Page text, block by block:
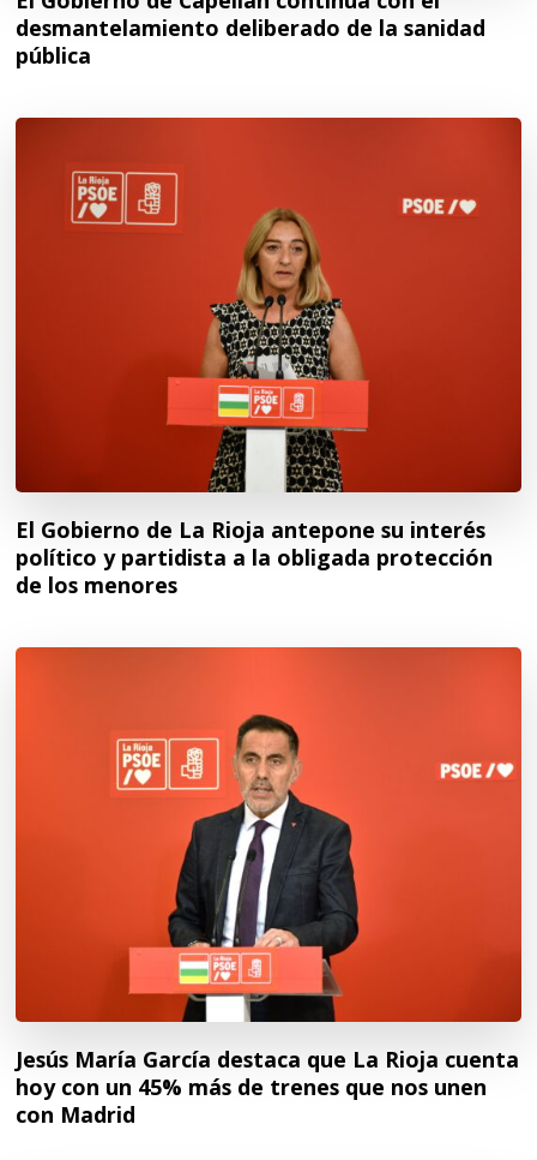
desmantelamiento deliberado de la sanidad
pública
El Gobierno de La Rioja antepone su interés
político y partidista a la obligada protección
de los menores
Jesús María García destaca que La Rioja cuenta
hoy con un 45% más de trenes que nos unen
con Madrid